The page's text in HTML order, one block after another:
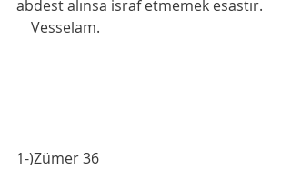
abdest alınsa israf etmemek esastır.
    Vesselam.
1-)Zümer 36